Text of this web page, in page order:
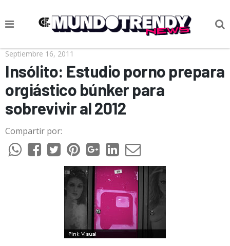
NOTICIAS
CULTURA POP
CIENCIA Y TECNOLOGÍA
VIDA
SOCIEDAD
CULTURIZANDO.COM
Septiembre 16, 2011
Insólito: Estudio porno prepara
orgiástico búnker para
sobrevivir al 2012
Compartir por: